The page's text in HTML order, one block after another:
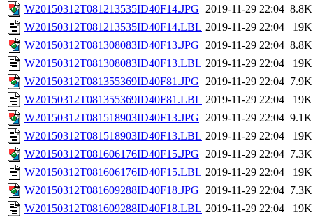
W20150312T081213535ID40F14.JPG 2019-11-29 22:04 8.8K
W20150312T081213535ID40F14.LBL 2019-11-29 22:04
19K
W20150312T081308083ID40F13.JPG 2019-11-29 22:04 8.8K
W20150312T081308083ID40F13.LBL 2019-11-29 22:04
19K
W20150312T081355369ID40F81.JPG 2019-11-29 22:04 7.9K
W20150312T081355369ID40F81.LBL 2019-11-29 22:04
19K
W20150312T081518903ID40F13.JPG 2019-11-29 22:04 9.1K
W20150312T081518903ID40F13.LBL 2019-11-29 22:04
19K
W20150312T081606176ID40F15.JPG 2019-11-29 22:04 7.3K
W20150312T081606176ID40F15.LBL 2019-11-29 22:04
19K
W20150312T081609288ID40F18.JPG 2019-11-29 22:04 7.3K
W20150312T081609288ID40F18.LBL 2019-11-29 22:04
19K